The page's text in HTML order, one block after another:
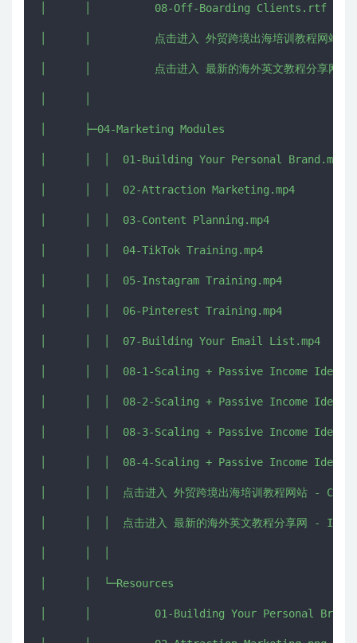
│      │          08-Off-Boarding Clients.rtf
│      │          点击进入 外贸跨境出海培训教程网站 -
│      │          点击进入 最新的海外英文教程分享网 -
│      ├─04-Marketing Modules
│      │  │  01-Building Your Personal Brand.mp4
│      │  │  02-Attraction Marketing.mp4
│      │  │  03-Content Planning.mp4
│      │  │  04-TikTok Training.mp4
│      │  │  05-Instagram Training.mp4
│      │  │  06-Pinterest Training.mp4
│      │  │  07-Building Your Email List.mp4
│      │  │  08-1-Scaling + Passive Income
│      │  │  08-2-Scaling + Passive Income
│      │  │  08-3-Scaling + Passive Income
│      │  │  08-4-Scaling + Passive Income
│      │  │  点击进入 外贸跨境出海培训教程网站 -
│      │  │  点击进入 最新的海外英文教程分享网 -
│      │  └─Resources
│      │          01-Building Your Personal